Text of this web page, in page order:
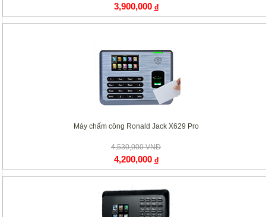
3,900,000 đ
Máy chấm công Ronald Jack X629 Pro
4,530,000 VNĐ
4,200,000 đ